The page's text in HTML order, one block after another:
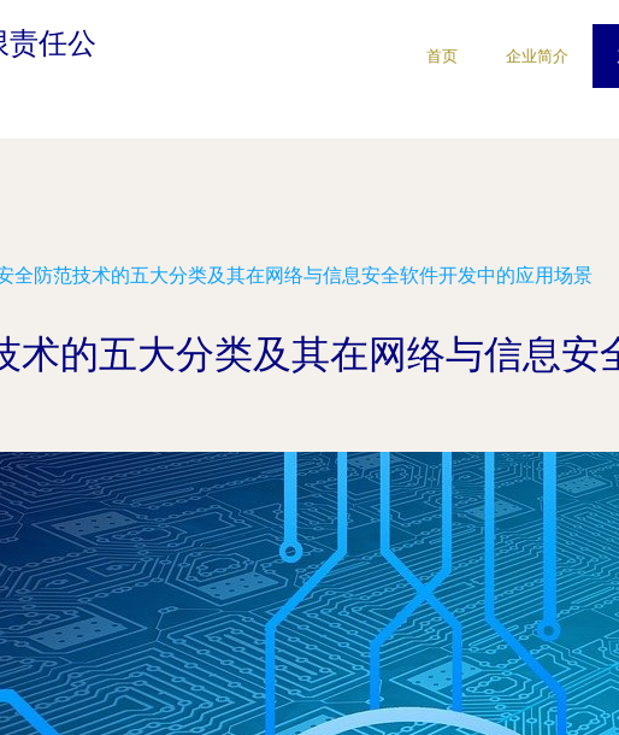
责任公
首页 企业简介
全防范技术的五大分类及其在网络与信息安全软件开发中的应用场景
术的五大分类及其在网络与信息安